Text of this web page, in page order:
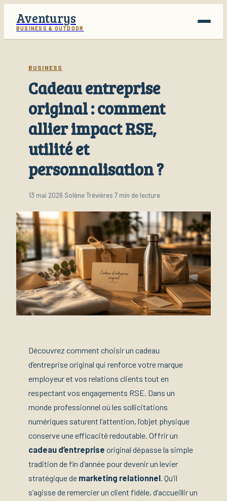
Aventurys
BUSINESS & OUTDOOR
Business
Finance
Lifestyle
BUSINESS
Cadeau entreprise
original : comment
allier impact RSE,
utilité et
personnalisation ?
13 mai 2026·Solène Trévières·7 min de lecture
Découvrez comment choisir un cadeau
d’entreprise original qui renforce votre marque
employeur et vos relations clients tout en
respectant vos engagements RSE. Dans un
monde professionnel où les sollicitations
numériques saturent l’attention, l’objet physique
conserve une efficacité redoutable. Offrir un
cadeau d’entreprise original dépasse la simple
tradition de fin d’année pour devenir un levier
stratégique de marketing relationnel. Qu’il
s’agisse de remercier un client fidèle, d’accueillir un